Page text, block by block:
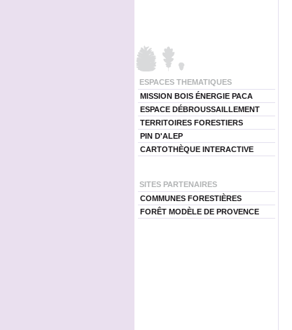
ESPACES THEMATIQUES
MISSION BOIS ÉNERGIE PACA
ESPACE DÉBROUSSAILLEMENT
TERRITOIRES FORESTIERS
PIN D'ALEP
CARTOTHÈQUE INTERACTIVE
SITES PARTENAIRES
COMMUNES FORESTIÈRES
FORÊT MODÈLE DE PROVENCE